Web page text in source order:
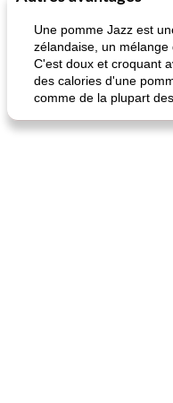
Une pomme Jazz est
zélandaise, un mélange
C'est doux et croquant
des calories d'une
comme de la plupart